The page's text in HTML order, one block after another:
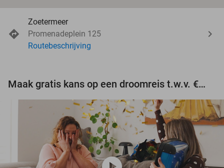
Zoetermeer
Promenadeplein 125
Routebeschrijving
Maak gratis kans op een droomreis t.w.v. €3.000!